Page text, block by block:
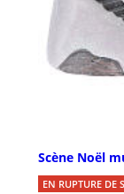
Scène Noël
EN RUPTURE DE